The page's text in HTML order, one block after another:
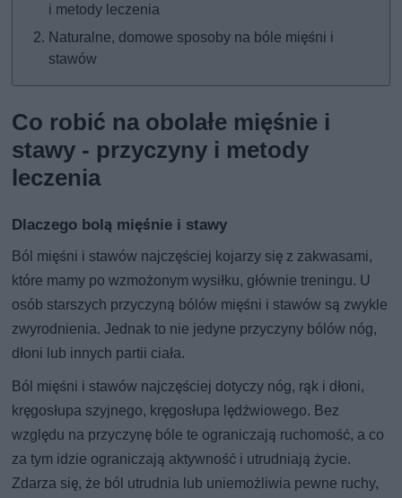
i metody leczenia
Naturalne, domowe sposoby na bóle mięśni i
stawów
Co robić na obolałe mięśnie i
stawy - przyczyny i metody
leczenia
Dlaczego bolą mięśnie i stawy
Ból mięśni i stawów najczęściej kojarzy się z zakwasami,
które mamy po wzmożonym wysiłku, głównie treningu. U
osób starszych przyczyną bólów mięśni i stawów są zwykle
zwyrodnienia. Jednak to nie jedyne przyczyny bólów nóg,
dłoni lub innych partii ciała.
Ból mięśni i stawów najczęściej dotyczy nóg, rąk i dłoni,
kręgosłupa szyjnego, kręgosłupa lędźwiowego. Bez
względu na przyczynę bóle te ograniczają ruchomość, a co
za tym idzie ograniczają aktywność i utrudniają życie.
Zdarza się, że ból utrudnia lub uniemożliwia pewne ruchy,